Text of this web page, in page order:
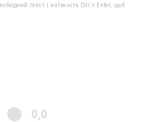
текст і натисніть Ctrl + Enter, щоб
0,0